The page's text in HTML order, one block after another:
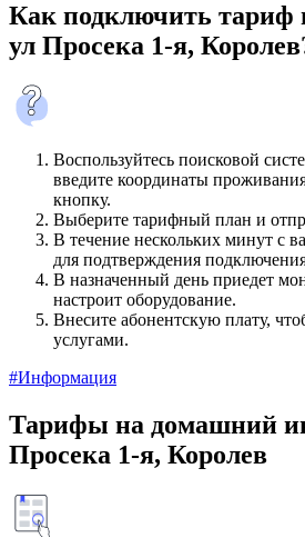
Как подключить тариф
ул Просека 1-я,
Воспользуйтесь поисковой
введите координаты
кнопку.
Выберите тарифный план и
В течение нескольких минут с
для подтверждения
В назначенный день приедет
настроит оборудование.
Внесите абонентскую плату,
услугами.
#Информация
Тарифы на домашний
Просека 1-я, Королев